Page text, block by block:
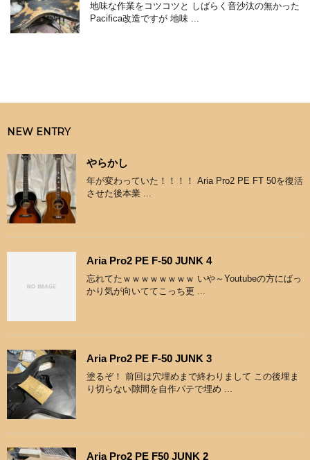
地味な作業をコツコツと しばらく音沙汰の無かった
Pacifica改造ですが 地味 ...
NEW ENTRY
やらかし
年が変わっていた！！！！ Aria Pro2 PE FT 50を復活
させた後本業 ...
Aria Pro2 PE F-50 JUNK 4
忘れてたｗｗｗｗｗｗｗｗ いや～Youtubeの方にばっ
かり気が向いててこっち更 ...
Aria Pro2 PE F-50 JUNK 3
塗るぞ！ 前回は穴埋めまで終わりまして この後埋ま
り切らない隙間を自作パテで埋め ...
Aria Pro2 PE F50 JUNK 2